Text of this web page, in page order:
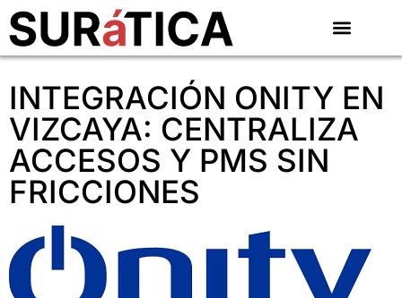
INTEGRACIÓN ONITY EN
VIZCAYA: CENTRALIZA
ACCESOS Y PMS SIN
FRICCIONES